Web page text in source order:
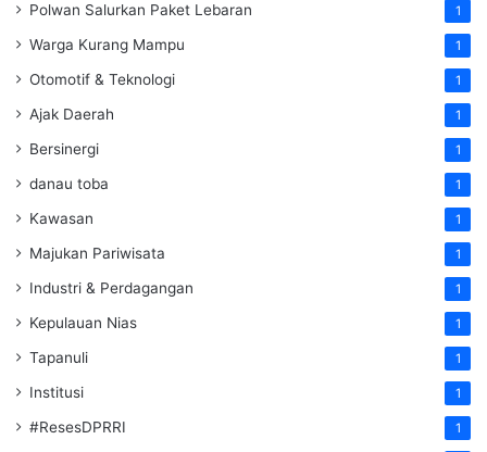
Polwan Salurkan Paket Lebaran 1
Warga Kurang Mampu 1
Otomotif & Teknologi 1
Ajak Daerah 1
Bersinergi 1
danau toba 1
Kawasan 1
Majukan Pariwisata 1
Industri & Perdagangan 1
Kepulauan Nias 1
Tapanuli 1
Institusi 1
#ResesDPRRI 1